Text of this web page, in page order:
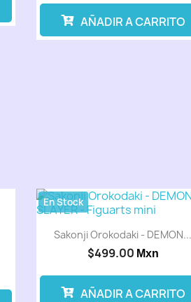
AÑADIR A CARRITO
Sakonji Orokodaki - DEMON...
$499.00 Mxn
En Stock
AÑADIR A CARRITO